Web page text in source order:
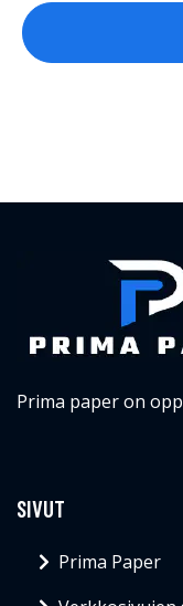
Prima paper on
SIVUT
Prima Paper